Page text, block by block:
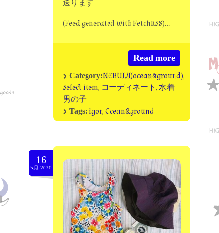
送ります
(Feed generated with FetchRSS)…
Read more
Category:NEBULA(ocean&ground),
Select item, コーディネート,水着,
男の子
Tags: igor,Ocean&ground
16
5月.2020